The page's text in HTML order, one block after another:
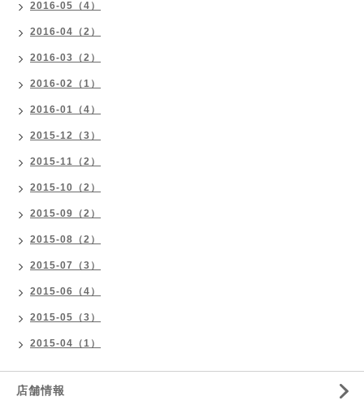
2016-05（4）
2016-04（2）
2016-03（2）
2016-02（1）
2016-01（4）
2015-12（3）
2015-11（2）
2015-10（2）
2015-09（2）
2015-08（2）
2015-07（3）
2015-06（4）
2015-05（3）
2015-04（1）
店舗情報